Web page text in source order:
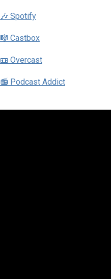
🎶 Spotify
🎼 Castbox
📼 Overcast
📻 Podcast Addict